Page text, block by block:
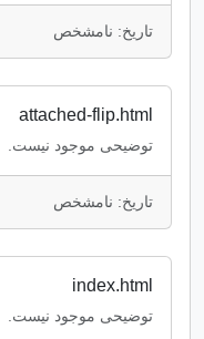
تاریخ: نامشخص
attached-flip.html
توضیحی موجود نیست.
تاریخ: نامشخص
index.html
توضیحی موجود نیست.